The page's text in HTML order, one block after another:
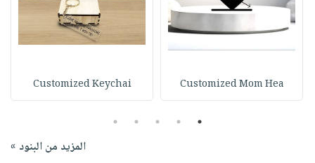
Customized Mom Hea
Customized Keychai
1
2
3
4
5
المزيد من البنود »